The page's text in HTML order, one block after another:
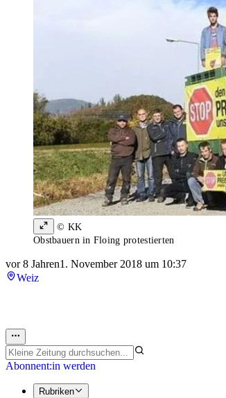
© KK
Obstbauern in Floing protestierten
vor 8 Jahren1. November 2018 um 10:37
Weiz
Abonnent:in werden
Rubriken